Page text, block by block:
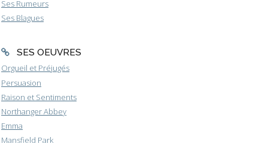
Ses Rumeurs
Ses Blagues
SES OEUVRES
Orgueil et Préjugés
Persuasion
Raison et Sentiments
Northanger Abbey
Emma
Mansfield Park